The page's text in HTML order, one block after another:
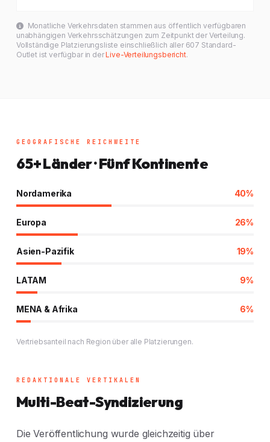
Monatliche Verkehrsdaten stammen aus öffentlich verfügbaren
unabhängigen Verkehrsschätzungen zum Zeitpunkt der Verteilung.
Vollständige Platzierungsliste einschließlich aller 607 Standard-
Outlet ist verfügbar in derLive-Verteilungsbericht.
GEOGRAFISCHE REICHWEITE
65+ Länder · Fünf Kontinente
Nordamerika 40%
Europa 26%
Asien-Pazifik 19%
LATAM 9%
MENA & Afrika 6%
Vertriebsanteil nach Region über alle Platzierungen.
REDAKTIONALE VERTIKALEN
Multi-Beat-Syndizierung
Die Veröffentlichung wurde gleichzeitig über